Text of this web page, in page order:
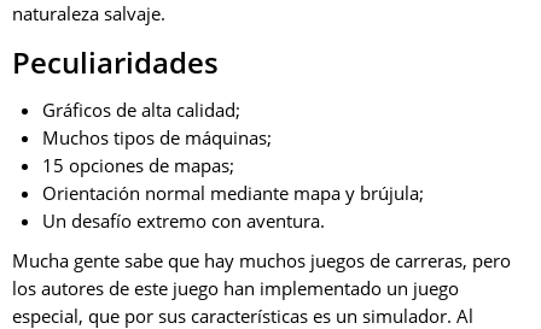
naturaleza salvaje.
Peculiaridades
Gráficos de alta calidad;
Muchos tipos de máquinas;
15 opciones de mapas;
Orientación normal mediante mapa y brújula;
Un desafío extremo con aventura.
Mucha gente sabe que hay muchos juegos de carreras, pero
los autores de este juego han implementado un juego
especial, que por sus características es un simulador. Al